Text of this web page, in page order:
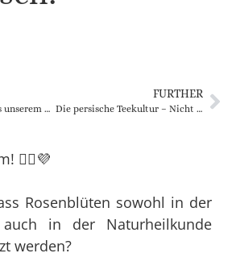
Die Orangenblüte aus unserem Schwarztee ist ein echter Allrounder!
FURTHER
Die persische Teekultur – Nicht immer war Tee das beliebteste Getränk
🙋‍♀️💜
Rosenblüten sowohl in der
in der Naturheilkunde
werden?